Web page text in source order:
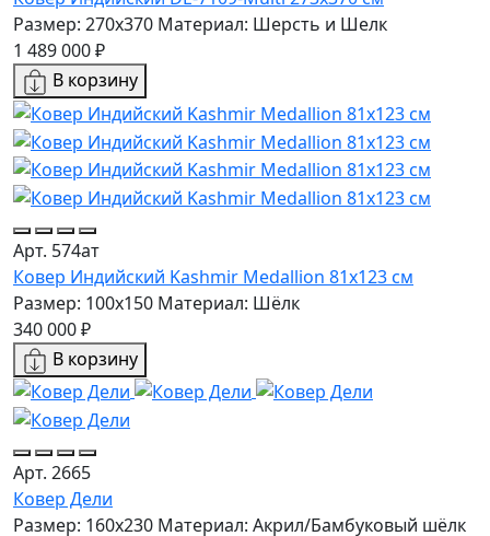
Размер: 270x370 Материал: Шерсть и Шелк
1 489 000 ₽
В корзину
Арт. 574ат
Ковер Индийский Kashmir Medallion 81x123 см
Размер: 100x150 Материал: Шёлк
340 000 ₽
В корзину
Арт. 2665
Ковер Дели
Размер: 160х230 Материал: Акрил/Бамбуковый шёлк